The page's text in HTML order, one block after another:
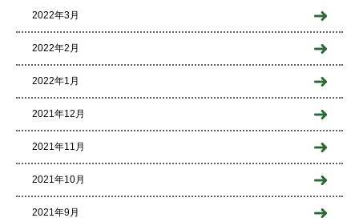
2022年3月
2022年2月
2022年1月
2021年12月
2021年11月
2021年10月
2021年9月